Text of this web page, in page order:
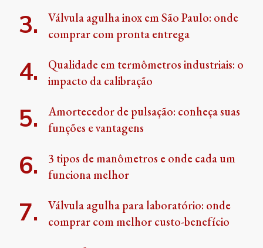
Válvula agulha inox em São Paulo: onde
comprar com pronta entrega
Qualidade em termômetros industriais: o
impacto da calibração
Amortecedor de pulsação: conheça suas
funções e vantagens
3 tipos de manômetros e onde cada um
funciona melhor
Válvula agulha para laboratório: onde
comprar com melhor custo-benefício